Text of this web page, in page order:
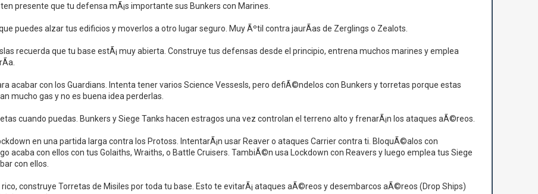
presente que tu defensa mÃ¡s importante sus Bunkers con Marines.
puedes alzar tus edificios y moverlos a otro lugar seguro. Muy Ãºtil contra jaurÃ­as de Zerglings o Zealots.
recuerda que tu base estÃ¡ muy abierta. Construye tus defensas desde el principio, entrena muchos marines y emplea
acabar con los Guardians. Intenta tener varios Science Vessesls, pero defiÃ©ndelos con Bunkers y torretas porque estas
mucho gas y no es buena idea perderlas.
cuando puedas. Bunkers y Siege Tanks hacen estragos una vez controlan el terreno alto y frenarÃ¡n los ataques aÃ©reos.
en una partida larga contra los Protoss. IntentarÃ¡n usar Reaver o ataques Carrier contra ti. BloquÃ©alos con
acaba con ellos con tus Golaiths, Wraiths, o Battle Cruisers. TambiÃ©n usa Lockdown con Reavers y luego emplea tus Siege
con ellos.
rico, construye Torretas de Misiles por toda tu base. Esto te evitarÃ¡ ataques aÃ©reos y desembarcos aÃ©reos (Drop Ships)